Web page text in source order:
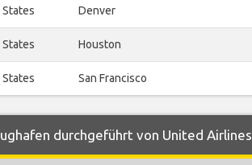
Denver
Houston
San Francisco
durchgeführt von United Airlines